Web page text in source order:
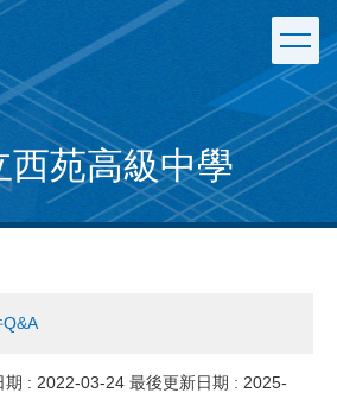
西苑高級中學
期 : 2022-03-24 最後更新日期 : 2025-